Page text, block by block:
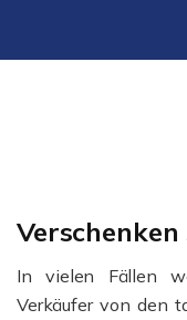
In vielen Fällen
Verkäufer von den